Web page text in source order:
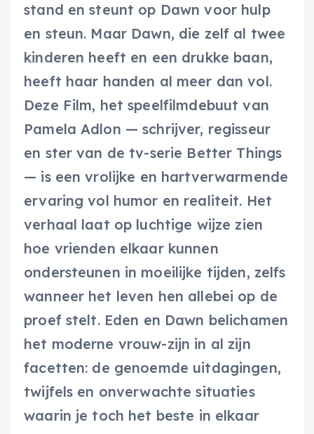
stand en steunt op Dawn voor hulp
en steun. Maar Dawn, die zelf al twee
kinderen heeft en een drukke baan,
heeft haar handen al meer dan vol.
Deze Film, het speelfilmdebuut van
Pamela Adlon — schrijver, regisseur
en ster van de tv-serie Better Things
— is een vrolijke en hartverwarmende
ervaring vol humor en realiteit. Het
verhaal laat op luchtige wijze zien
hoe vrienden elkaar kunnen
ondersteunen in moeilijke tijden, zelfs
wanneer het leven hen allebei op de
proef stelt. Eden en Dawn belichamen
het moderne vrouw-zijn in al zijn
facetten: de genoemde uitdagingen,
twijfels en onverwachte situaties
waarin je toch het beste in elkaar